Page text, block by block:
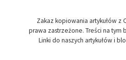
Zakaz kopiowania artykułów z
prawa zastrzeżone. Treści na tym
Linki do naszych artykułów i